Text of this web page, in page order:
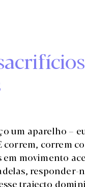
um aparelho –
correm, correm
em movimento
trajecto